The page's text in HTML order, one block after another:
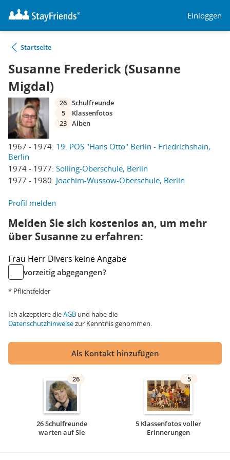
Einloggen
Startseite
Susanne Frederick (Susanne
Migdal)
1967 - 1974: 19. POS "Hans Otto" Berlin - Friedrichshain,
Berlin
1974 - 1977: Solling-Oberschule, Berlin
1977 - 1980: Joachim-Wussow-Oberschule, Berlin
26 Schulfreunde
5
Klassenfotos
23 Alben
Profil melden
Melden Sie sich kostenlos an, um mehr
über Susanne zu erfahren:
Frau Herr Divers keine Angabe
vorzeitig abgegangen?
* Pflichtfelder
Ich akzeptiere dieAGB und habe die
Datenschutzhinweisezur Kenntnis genommen.
Als Kontakt hinzufügen
26
26 Schulfreunde
warten auf Sie
5
5 Klassenfotos voller
Erinnerungen